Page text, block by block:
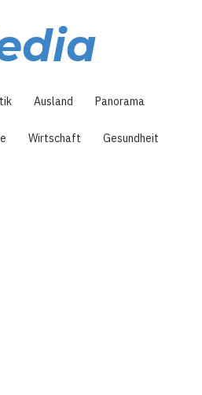
Ausland Panorama
Wirtschaft Gesundheit